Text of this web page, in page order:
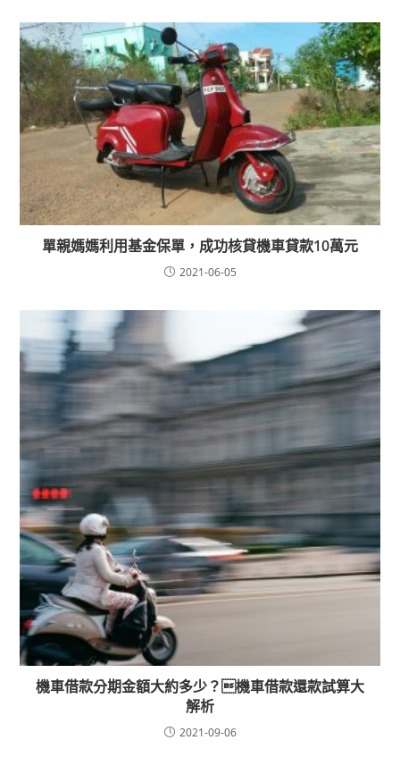
單親媽媽利用基金保單，成功核貸機車貸款10萬元
2021-06-05
機車借款分期金額大約多少？機車借款還款試算大
解析
2021-09-06